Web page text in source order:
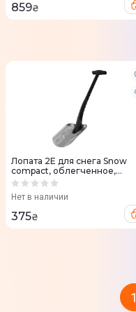
859₴
Лопата 2E для снега Snow
compact, облегченное,
алюминиевое лезвие, 1.5мм,
Нет в наличии
375₴
1